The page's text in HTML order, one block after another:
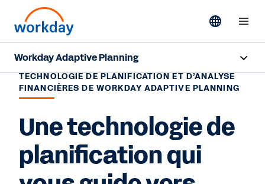
Workday Adaptive Planning
Survol
Produits
Cas d’utilisation
TECHNOLOGIE DE PLANIFICATION ET D’ANALYSE
FINANCIÈRES DE WORKDAY ADAPTIVE PLANNING
Une technologie de
planification qui